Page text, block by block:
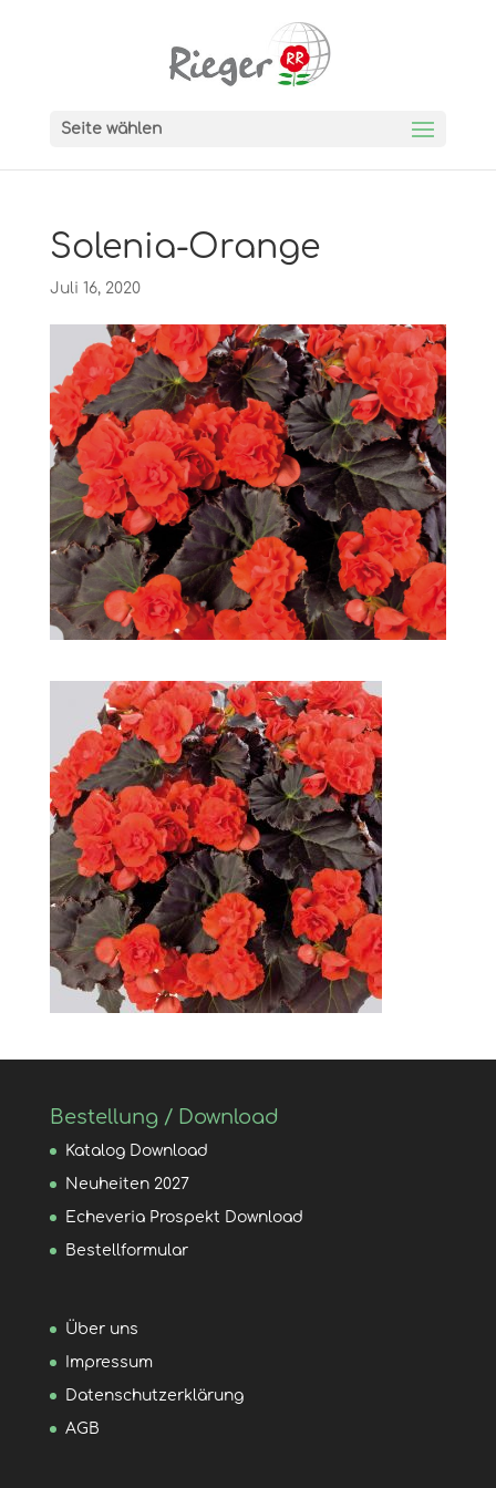
Seite wählen
Solenia-Orange
Juli 16, 2020
Bestellung / Download
Katalog Download
Neuheiten 2027
Echeveria Prospekt Download
Bestellformular
Über uns
Impressum
Datenschutzerklärung
AGB